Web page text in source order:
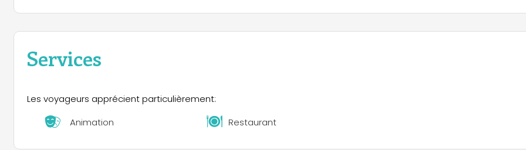
Services
Les voyageurs apprécient particulièrement:
Animation
Restaurant